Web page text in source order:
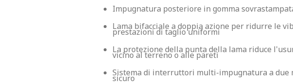
Impugnatura posteriore in gomma
Lama bifacciale a doppia azione per ridurre le
prestazioni di taglio uniformi
La protezione della punta della lama riduce
vicino al terreno o alle pareti
Sistema di interruttori multi-impugnatura a due
sicuro